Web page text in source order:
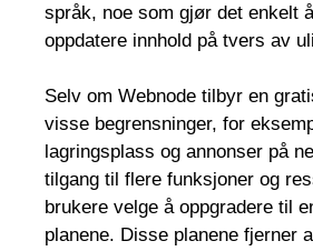
språk, noe som gjør det enkelt
oppdatere innhold på tvers av
Selv om Webnode tilbyr en
visse begrensninger, for
lagringsplass og annonser på
tilgang til flere funksjoner og
brukere velge å oppgradere til
planene. Disse planene fjerner